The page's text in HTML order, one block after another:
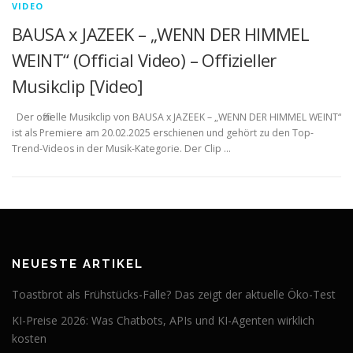
VIDEO
BAUSA x JAZEEK – „WENN DER HIMMEL
WEINT“ (Official Video) – Offizieller
Musikclip [Video]
Der offizielle Musikclip von BAUSA x JAZEEK – „WENN DER HIMMEL WEINT“
ist als Premiere am 20.02.2025 erschienen und gehört zu den Top-
Trend-Videos in der Musik-Kategorie. Der Clip …
NEUESTE ARTIKEL
Toastbrot als Frühstücks-Falle? Das zeigt der aktuelle Öko-Test
KI-Preise 2026: Was Chatbots, APIs und KI-Agenten wirklich
kosten